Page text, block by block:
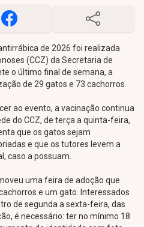
de 2026 foi realizada
(CCZ) da Secretaria de
o último final de semana, a
de 29 gatos e 73 cachorros.
ao evento, a vacinação continua
do CCZ, de terça a quinta-feira,
que os gatos sejam
e que os tutores levem a
caso a possuam.
uma feira de adoção que
e um gato. Interessados
de segunda a sexta-feira, das
é necessário: ter no mínimo 18